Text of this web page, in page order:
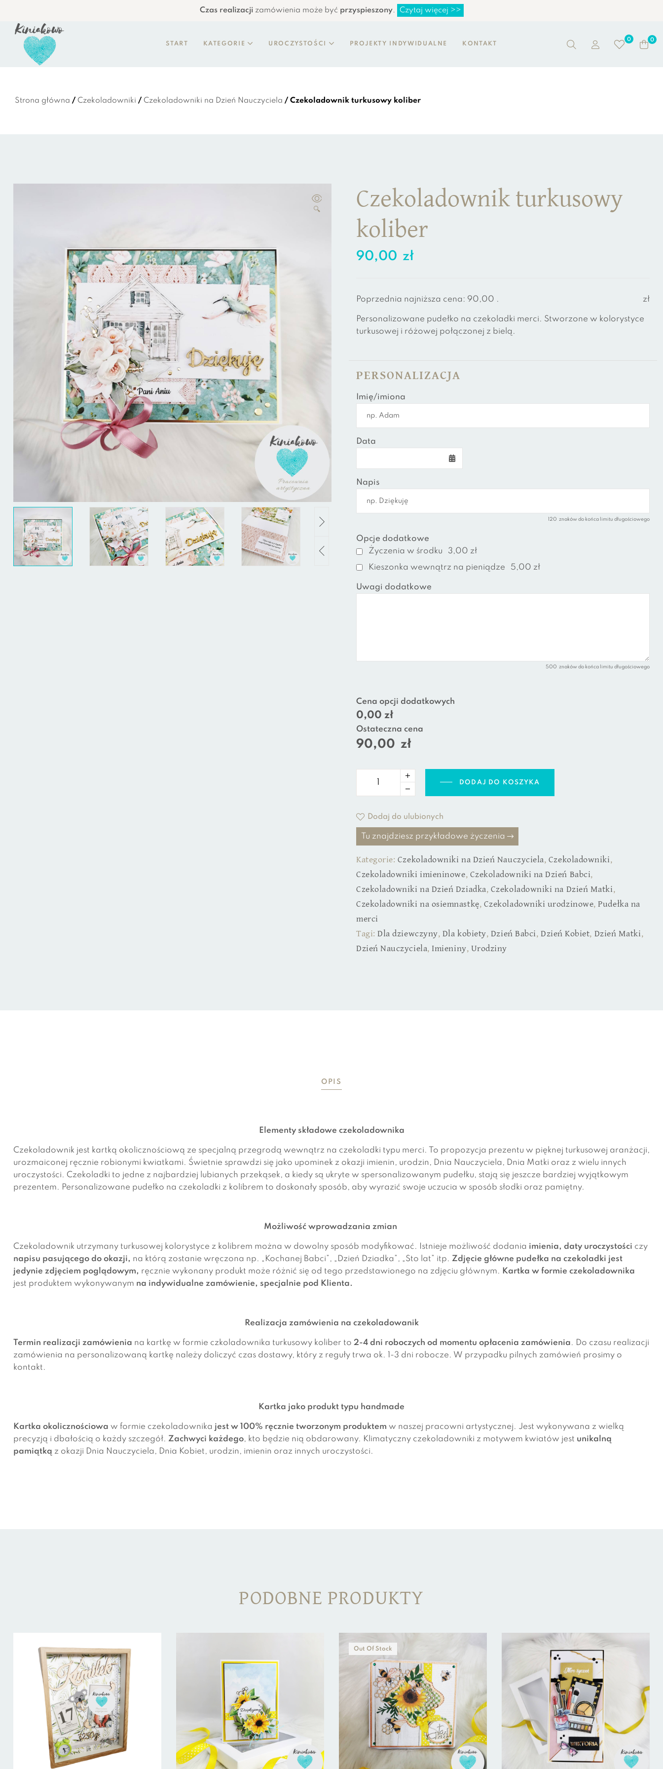
Czas realizacjizamówienia może być przyspieszony. Czytaj więcej >>
START KATEGORIE UROCZYSTOŚCI PROJEKTY INDYWIDUALNE KONTAKT
0 0
Strona główna / Czekoladowniki / Czekoladowniki na Dzień Nauczyciela / Czekoladownik turkusowy koliber
🔍
Czekoladownik turkusowy
koliber
90,00 zł
Poprzednia najniższa cena: 90,00 zł
.
Personalizowane pudełko na czekoladki merci. Stworzone w kolorystyce
turkusowej i różowej połączonej z bielą.
PERSONALIZACJA
Imię/imiona
Data
Napis
120 znaków do końca limitu długościowego
Opcje dodatkowe
Życzenia w środku
3,00 zł
Kieszonka wewnątrz na pieniądze
5,00 zł
Uwagi dodatkowe
500 znaków do końca limitu długościowego
Cena opcji dodatkowych
0,00 zł
Ostateczna cena
90,00 zł
DODAJ DO KOSZYKA
Dodaj do ulubionych
Tu znajdziesz przykładowe życzenia
Kategorie: Czekoladowniki na Dzień Nauczyciela, Czekoladowniki,
Czekoladowniki imieninowe, Czekoladowniki na Dzień Babci,
Czekoladowniki na Dzień Dziadka, Czekoladowniki na Dzień Matki,
Czekoladowniki na osiemnastkę, Czekoladowniki urodzinowe,Pudełka na
merci
Tagi:Dla dziewczyny, Dla kobiety, Dzień Babci, Dzień Kobiet, Dzień Matki,
Dzień Nauczyciela,Imieniny, Urodziny
OPIS
Elementy składowe czekoladownika
Czekoladownik jest kartką okolicznościową ze specjalną przegrodą wewnątrz na czekoladki typu merci. To propozycja prezentu w pięknej turkusowej aranżacji,
urozmaiconej ręcznie robionymi kwiatkami. Świetnie sprawdzi się jako upominek z okazji imienin, urodzin, Dnia Nauczyciela, Dnia Matki oraz z wielu innych
uroczystości. Czekoladki to jedne z najbardziej lubianych przekąsek, a kiedy są ukryte w spersonalizowanym pudełku, stają się jeszcze bardziej wyjątkowym
prezentem. Personalizowane pudełko na czekoladki z kolibrem to doskonały sposób, aby wyrazić swoje uczucia w sposób słodki oraz pamiętny.
Możliwość wprowadzania zmian
Czekoladownik utrzymany turkusowej kolorystyce z kolibrem można w dowolny sposób modyfikować. Istnieje możliwość dodania imienia, daty uroczystości czy
napisu pasującego do okazji, na którą zostanie wręczona np. „Kochanej Babci”, „Dzień Dziadka”, „Sto lat” itp. Zdjęcie główne pudełka na czekoladki jest
jedynie zdjęciem poglądowym, ręcznie wykonany produkt może różnić się od tego przedstawionego na zdjęciu głównym. Kartka w formie czekoladownika
jest produktem wykonywanym na indywidualne zamówienie, specjalnie pod Klienta.
Realizacja zamówienia na czekoladowanik
Termin realizacji zamówienia na kartkę w formie czkoladownika turkusowy koliber to 2-4 dni roboczych od momentu opłacenia zamówienia. Do czasu realizacji
zamówienia na personalizowaną kartkę należy doliczyć czas dostawy, który z reguły trwa ok. 1-3 dni robocze. W przypadku pilnych zamówień prosimy o
kontakt.
Kartka jako produkt typu handmade
Kartka okolicznościowa w formie czekoladownika jest w 100% ręcznie tworzonym produktem w naszej pracowni artystycznej. Jest wykonywana z wielką
precyzją i dbałością o każdy szczegół. Zachwyci każdego, kto będzie nią obdarowany. Klimatyczny czekoladowniki z motywem kwiatów jest unikalną
pamiątką z okazji Dnia Nauczyciela, Dnia Kobiet, urodzin, imienin oraz innych uroczystości.
PODOBNE PRODUKTY
Out Of Stock